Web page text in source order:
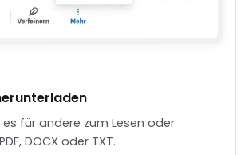
für andere zum Lesen oder
DOCX oder TXT.